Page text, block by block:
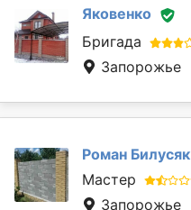
Яковенко
Бригада
Запорожье
Роман Билусяк
Мастер
Запорожье